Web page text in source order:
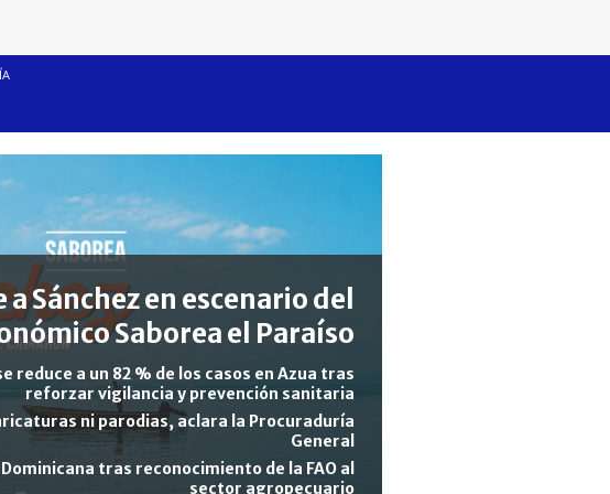
Sánchez en escenario del
Saborea el Paraíso
reduce a un 82 % de los casos en Azua tras
reforzar vigilancia y prevención sanitaria
ni parodias, aclara la Procuraduría
General
tras reconocimiento de la FAO al
sector agropecuario